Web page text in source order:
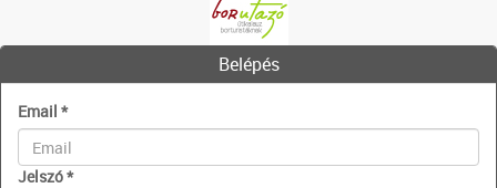
Belépés
Email *
Jelszó*